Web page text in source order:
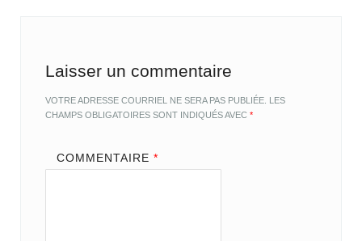
Laisser un commentaire
VOTRE ADRESSE COURRIEL NE SERA PAS PUBLIÉE. LES
CHAMPS OBLIGATOIRES SONT INDIQUÉS AVEC*
COMMENTAIRE *